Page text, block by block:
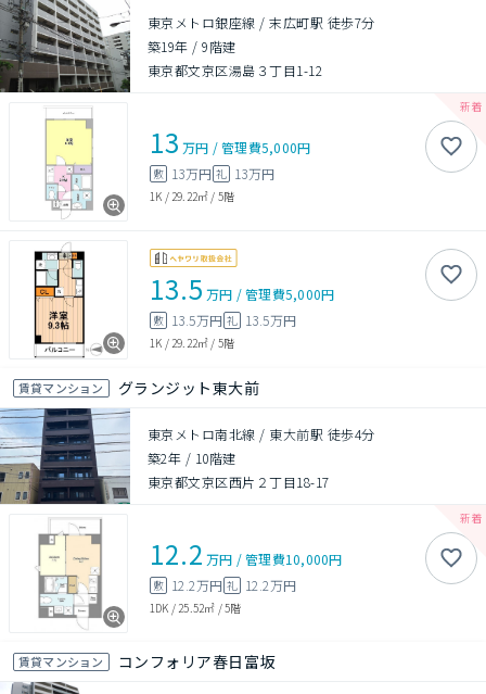
東京メトロ銀座線 / 末広町駅 徒歩7分
築19年 /9階建
東京都文京区湯島３丁目1-12
13 万円 /管理費5,000円
敷 13万円 礼 13万円
1K / 29.22㎡ / 5階
13.5 万円 /管理費5,000円
敷 13.5万円 礼 13.5万円
1K /29.22㎡ / 5階
賃貸マンション グランジット東大前
東京メトロ南北線 / 東大前駅 徒歩4分
築2年 / 10階建
東京都文京区西片２丁目18-17
12.2 万円 /管理費10,000円
敷 12.2万円 礼 12.2万円
1DK / 25.52㎡ /5階
賃貸マンション コンフォリア春日富坂